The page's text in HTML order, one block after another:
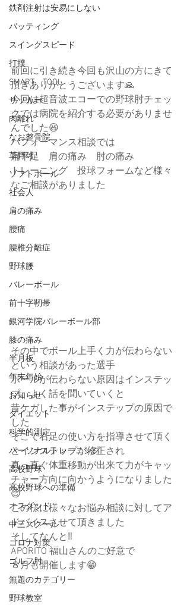
鉄剤注射は安易にしない
バッティング
スイングスピード
打撲
SMART TOOL
サッカー
肉離れ
なお整骨院
草野球
ソフトボール
社会人
肩の痛み
腰痛
腰椎分離症
野球腰
バレーボール
前十字靭帯
銀河学院バレーボール部
膝の痛み
半月板
年末年始
お知らせ
ダイエット
科学的測定
パーソナルトレーニング
高校野球
高校野球への準備
オスグッド
中三スクール
コロナ対策
ゴルフ肘
無題のカテゴリー
野球教室
前回に引き続き今回も沢山の方にきて
頂きありがとうございます🙏
今回は超音波エコーでの野球肘チェッ
クでは病院を紹介する必要がありませ
んでした😆
パフォーマンス相談では
扁平足　肩の痛み　肘の痛み
トレーニング　投球フォームなど様々
なご相談がありました
その中でボール上手く力が伝わらない
という相談があった選手
ボールが伝わらない原因はインステッ
プ。よく話を聞いていくと
昔ケガした事がインステップの原因で
した
そこで右足の使い方を指導させて頂く
とインステップが修正され
真っ直ぐ体重移動が出来て力がキャッ
チャー方向に向かうようになりました
😊
この様に様々なお悩み相談に対してア
ドバイスさせて頂きました
そしてなんと‼️
APORITO 福山さんのご好意で
８月も開催します😁